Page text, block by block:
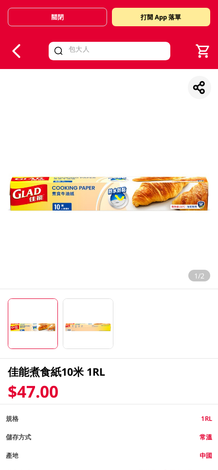
Valid Until 30 June 2026
關閉 打開 App 落單
1/2
佳能煮食紙10米 1RL
$47.00
規格 1RL
儲存方式 常溫
產地 中國